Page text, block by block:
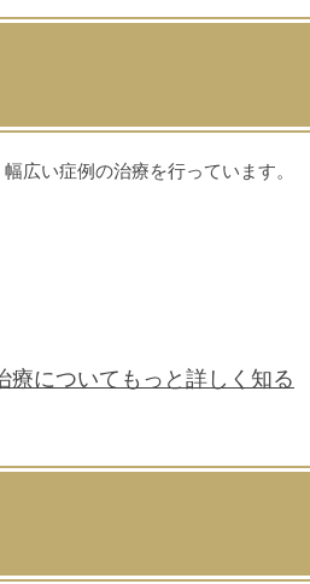
広い症例の治療を行っています。
療について もっと詳しく知る